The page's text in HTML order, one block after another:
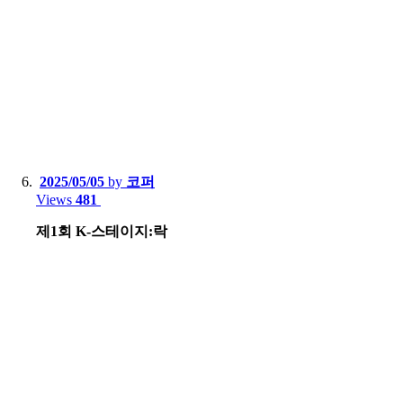
2025/05/05 by 코퍼
Views 481
제1회 K-스테이지:락